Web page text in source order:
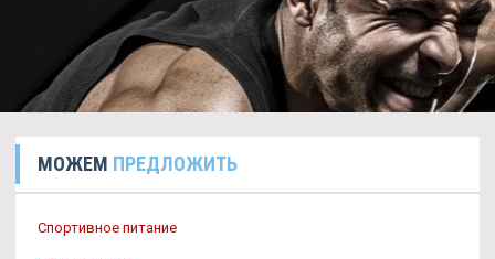
МОЖЕМ ПРЕДЛОЖИТЬ
Спортивное питание